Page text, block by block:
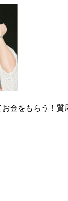
金をもらう！質